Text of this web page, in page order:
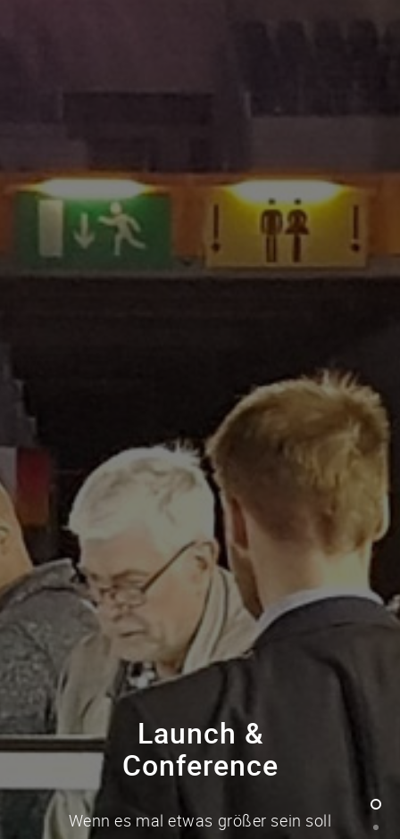
Launch &
Conference
Wenn es mal etwas größer sein soll